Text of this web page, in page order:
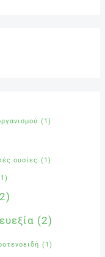
(1)
ουσίες (1)
ευεξία (2)
(1)